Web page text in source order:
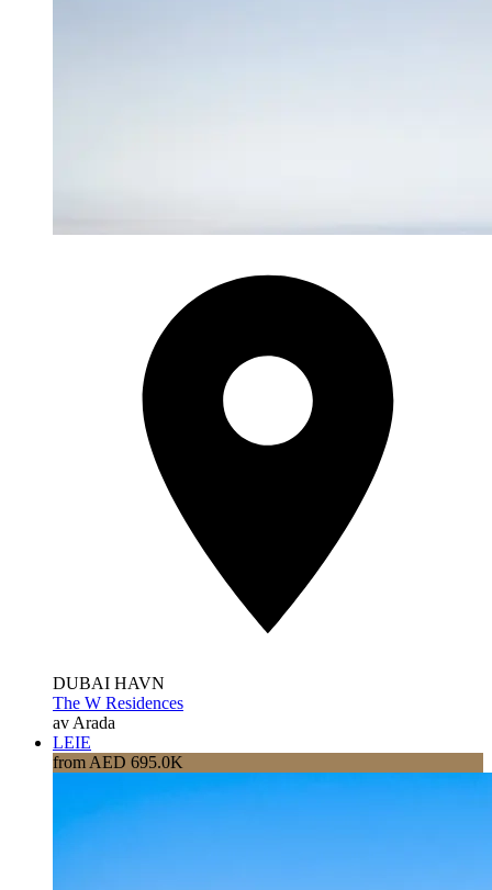
DUBAI HAVN
The W Residences
av Arada
LEIE
from AED 695.0K